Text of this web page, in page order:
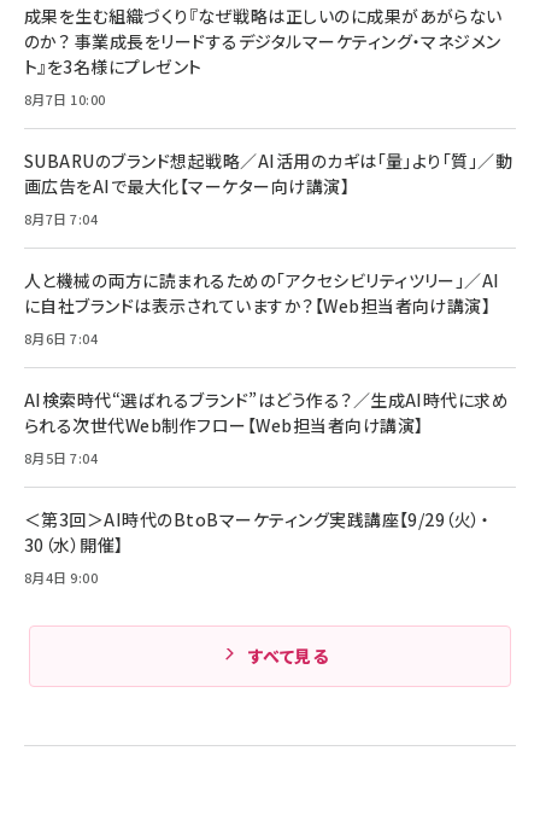
￥1,100
anan(アンアン)2026/07/08号 No.2502[2026
￥880
ママ投資家が育休中に１億貯めた株式投資
組織の成果を最大化する ルールのデザイン
￥1,980
Amazonランキングをもっと見る
すい ガイド枠付き いPhone17 (6.3インチ) 対応
2枚セット DSP25F1698
￥1,599
￥6,980
全ワイヤレスイヤホン/アクティブノイズキャンセリ
技術基準適合】ブラック
￥5,990
ケーブル Anker絡まないケーブル 240W 結束バン
ド付き USB PD対応 シリコン素材採用 iPhone
17 / 16 / 15 / Galaxy iPad Pro MacBook
Pro/Air 各種対応 (1.8m ミッドナイトブラック)
￥1,890
￥5,000
Anker PowerLine III Flow USB-C & USB-C
Pro/Air 各種対応 (1.8m ミッドナイトブラック)
￥1,890
サッポロ 生ビール 黒ラベル 350ml 缶 24本 ビー
ル ケース買い【6/30応募〆切! 黒ラベルビヤセラー
￥4,857
成果を生む組織づくり『なぜ戦略は正しいのに成果があがらない
のか？ 事業成長をリードするデジタルマーケティング・マネジメン
ト』を3名様にプレゼント
8月7日 10:00
SUBARUのブランド想起戦略／AI活用のカギは「量」より「質」／動
画広告をAIで最大化【マーケター向け講演】
8月7日 7:04
人と機械の両方に読まれるための「アクセシビリティツリー」／AI
に自社ブランドは表示されていますか？【Web担当者向け講演】
8月6日 7:04
AI検索時代“選ばれるブランド”はどう作る？／生成AI時代に求め
られる次世代Web制作フロー【Web担当者向け講演】
8月5日 7:04
＜第3回＞AI時代のBtoBマーケティング実践講座【9/29（火）・
30（水）開催】
8月4日 9:00
すべて見る